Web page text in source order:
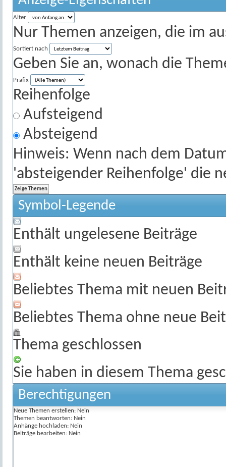
Alter
Nur Themen anzeigen, die im
Sortiert nach
Geben Sie an, wonach die
Präfix
Reihenfolge
Aufsteigend
Absteigend
Hinweis: Wenn nach dem
'absteigender Reihenfolge' die
Symbol-Legende
Enthält ungelesene Beiträge
Enthält keine neuen Beiträge
Beliebtes Thema mit neuen
Beliebtes Thema ohne neue
Thema geschlossen
Sie haben in diesem Thema
Berechtigungen
Neue Themen erstellen: Nein
Themen beantworten: Nein
Anhänge hochladen: Nein
Beiträge bearbeiten: Nein